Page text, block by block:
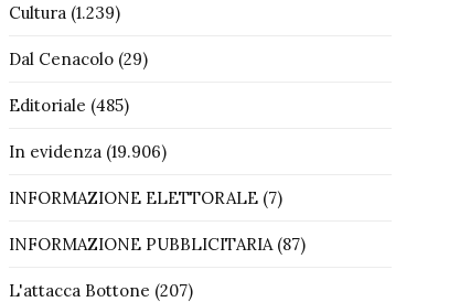
Cultura(1.239)
Dal Cenacolo(29)
Editoriale (485)
In evidenza(19.906)
INFORMAZIONE ELETTORALE(7)
INFORMAZIONE PUBBLICITARIA(87)
L'attacca Bottone (207)